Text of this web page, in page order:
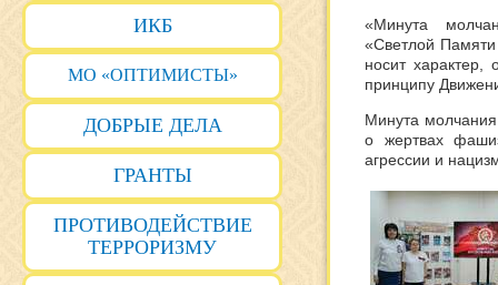
ИКБ
МО «ОПТИМИСТЫ»
ДОБРЫЕ ДЕЛА
ГРАНТЫ
ПРОТИВОДЕЙСТВИЕ
ТЕРРОРИЗМУ
«Минута
«Светлой
носит
принципу
Минута
о жертвах
агрессии и